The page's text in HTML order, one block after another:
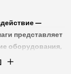
—
представляет
оборудования,
играет